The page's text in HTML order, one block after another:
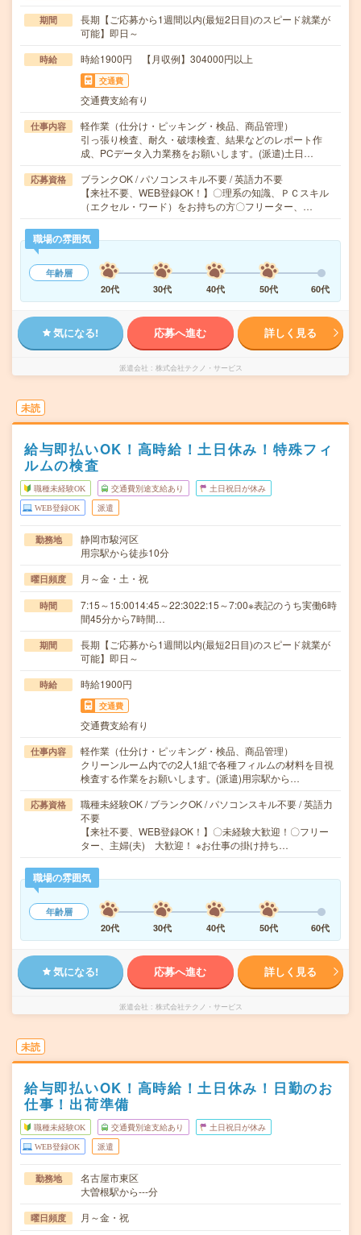
期間
長期【ご応募から1週間以内(最短2日目)のスピード就業が
可能】即日～
時給 時給1900円 【月収例】304000円以上
交通費
交通費支給有り
仕事内容
軽作業（仕分け・ピッキング・検品、商品管理）
引っ張り検査、耐久・破壊検査、結果などのレポート作
成、PCデータ入力業務をお願いします。(派遣)土日…
応募資格
ブランクOK / パソコンスキル不要 / 英語力不要
【来社不要、WEB登録OK！】〇理系の知識、ＰＣスキル
（エクセル・ワード）をお持ちの方〇フリーター、…
職場の雰囲気
年齢層
20代
30代 40代 50代 60代
気になる! 応募へ進む 詳しく見る
派遣会社 株式会社テクノ・サービス
未読
給与即払いOK！高時給！土日休み！特殊フィ
ルムの検査
職種未経験OK 交通費別途支給あり 土日祝日が休み
WEB登録OK 派遣
勤務地
静岡市駿河区
用宗駅から徒歩10分
曜日頻度 月～金・土・祝
時間
7:15～15:0014:45～22:3022:15～7:00※表記のうち実働6時
間45分から7時間…
期間
長期【ご応募から1週間以内(最短2日目)のスピード就業が
可能】即日～
時給 時給1900円
交通費
交通費支給有り
仕事内容
軽作業（仕分け・ピッキング・検品、商品管理）
クリーンルーム内での2人1組で各種フィルムの材料を目視
検査する作業をお願いします。(派遣)用宗駅から…
応募資格
職種未経験OK / ブランクOK / パソコンスキル不要 / 英語力
不要
【来社不要、WEB登録OK！】〇未経験大歓迎！〇フリー
ター、主婦(夫) 大歓迎！ ※お仕事の掛け持ち…
職場の雰囲気
年齢層
20代
30代 40代 50代 60代
気になる! 応募へ進む 詳しく見る
派遣会社 株式会社テクノ・サービス
未読
給与即払いOK！高時給！土日休み！日勤のお
仕事！出荷準備
職種未経験OK 交通費別途支給あり 土日祝日が休み
WEB登録OK 派遣
勤務地
名古屋市東区
大曽根駅から---分
曜日頻度 月～金・祝